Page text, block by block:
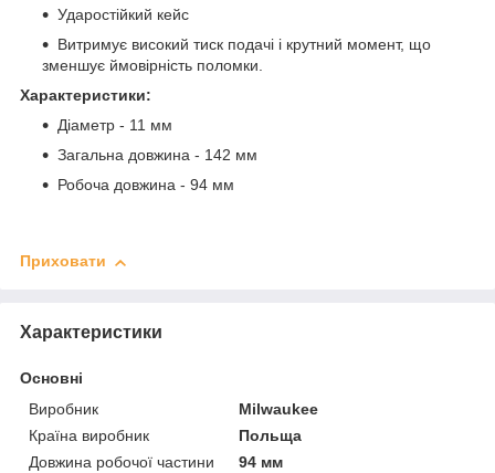
Ударостійкий кейс
Витримує високий тиск подачі і крутний момент, що
зменшує ймовірність поломки.
Характеристики:
Діаметр - 11 мм
Загальна довжина - 142 мм
Робоча довжина - 94 мм
Приховати
Характеристики
Основні
Виробник
Milwaukee
Країна виробник
Польща
Довжина робочої частини
94 мм